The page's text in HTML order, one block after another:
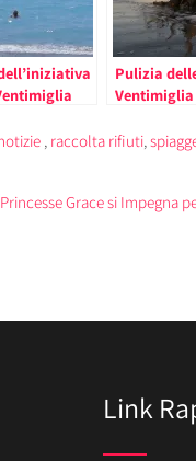
Pulizia
Maltempo
, raccolta rifiuti,
Grace si Impegna
Link